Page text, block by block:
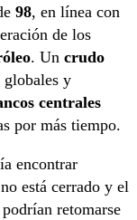
98, en línea con
de los
. Un crudo
globales y
centrales
por más tiempo.
encontrar
está cerrado y el
retomarse